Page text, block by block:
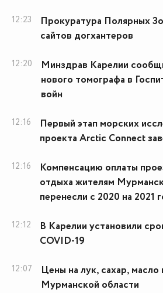
12:23
Прокуратура Полярных
сайтов догхантеров
12:20
Минздрав Карелии
нового томографа в
войн
12:16
Первый этап морских
проекта Arctic Connect
12:16
Компенсацию оплаты
отдыха жителям
перенесли с 2020 на 2021
12:12
В Карелии установили
COVID-19
12:07
Цены на лук, сахар, масло
Мурманской области